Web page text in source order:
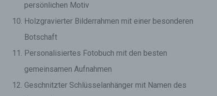
persönlichen Motiv
Holzgravierter Bilderrahmen mit einer besonderen
Botschaft
Personalisiertes Fotobuch mit den besten
gemeinsamen Aufnahmen
Geschnitzter Schlüsselanhänger mit Namen des